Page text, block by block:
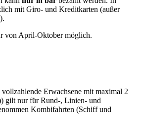
mit Giro- und Kreditkarten (außer
von April-Oktober möglich.
Erwachsene mit maximal 2
gilt nur für Rund-, Linien- und
Kombifahrten (Schiff und